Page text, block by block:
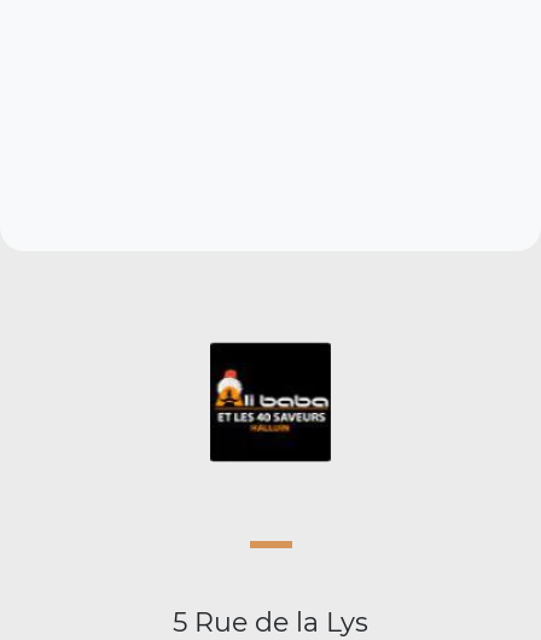
5 Rue de la Lys